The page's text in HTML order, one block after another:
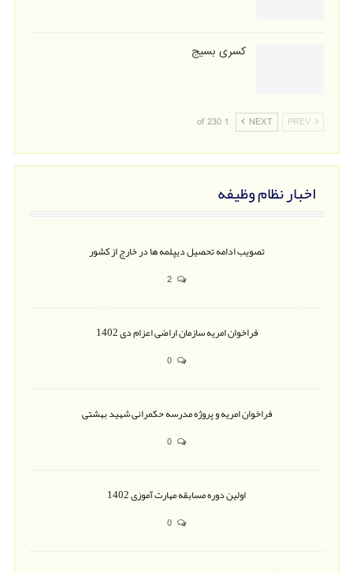
کسری بسیج
PREV
NEXT
1 of 230
اخبار نظام وظیفه
تصویب ادامه تحصیل دیپلمه ها در خارج از کشور
فراخوان امریه سازمان اراضی اعزام دی 1402
فراخوان امریه و پروژه مدرسه حکمرانی شهید بهشتی
اولین دوره مسابقه مهارت آموزی 1402